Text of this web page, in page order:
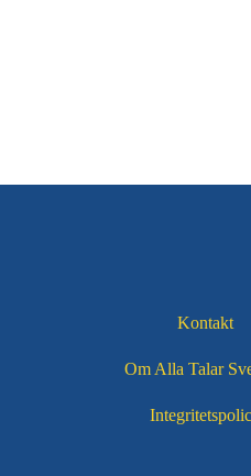
Kontakt
Om Alla Talar